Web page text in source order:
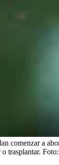
comenzar a
o trasplantar. Foto: